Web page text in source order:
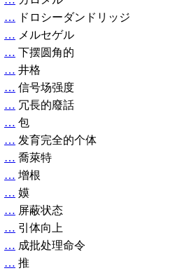
… ドロシーダンドリッジ
… メルセゲル
… 下摆圆角的
… 井格
… 信号场强度
… 冗長的廢話
… 包
… 发育完全的个体
… 喬萊特
… 增根
… 嫫
… 屏蔽状态
… 引体向上
… 成批处理命令
… 推